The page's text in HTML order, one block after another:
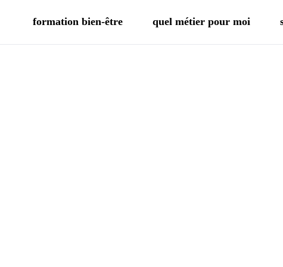
formation bien-être quel métier pour moi